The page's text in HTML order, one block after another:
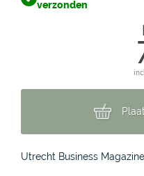
verzonden
Utrecht Business